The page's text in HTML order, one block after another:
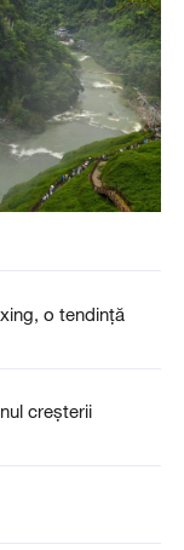
o tendință
creșterii